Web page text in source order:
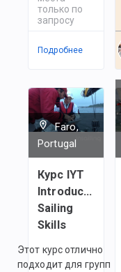
только по
запросу
Подробнее
Faro,
Portugal
Курс IYT
Introductory
Sailing
Skills
Этот курс отлично
подходит для групп